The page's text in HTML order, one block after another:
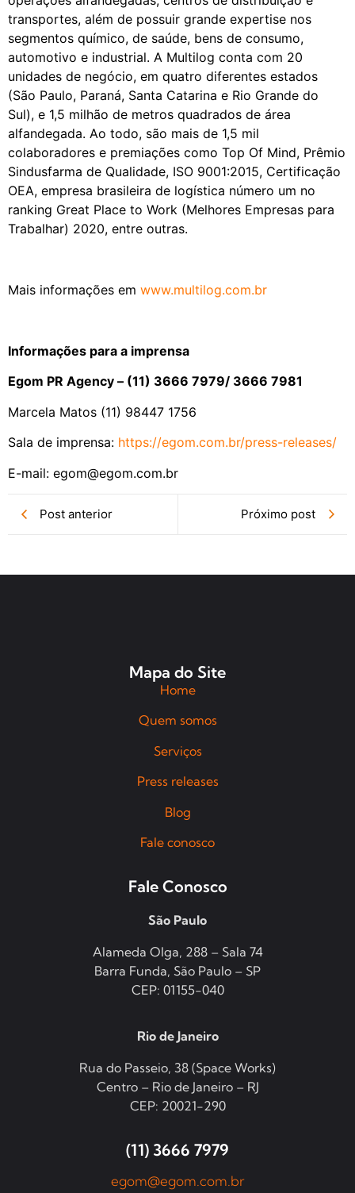
transportes, além de possuir grande expertise nos
segmentos químico, de saúde, bens de consumo,
automotivo e industrial. A Multilog conta com 20
unidades de negócio, em quatro diferentes estados
(São Paulo, Paraná, Santa Catarina e Rio Grande do
Sul), e 1,5 milhão de metros quadrados de área
alfandegada. Ao todo, são mais de 1,5 mil
colaboradores e premiações como Top Of Mind, Prêmio
Sindusfarma de Qualidade, ISO 9001:2015, Certificação
OEA, empresa brasileira de logística número um no
ranking Great Place to Work (Melhores Empresas para
Trabalhar) 2020, entre outras.
Mais informações em www.multilog.com.br
Informações para a imprensa
Egom PR Agency – (11) 3666 7979/ 3666 7981
Marcela Matos (11) 98447 1756
Sala de imprensa: https://egom.com.br/press-releases/
E-mail: egom@egom.com.br
Post anterior Próximo post
Mapa do Site
Home
Quem somos
Serviços
Press releases
Blog
Fale conosco
Fale Conosco
São Paulo
Alameda Olga, 288 – Sala 74
Barra Funda, São Paulo – SP
CEP: 01155-040
Rio de Janeiro
Rua do Passeio, 38 (Space Works)
Centro – Rio de Janeiro – RJ
CEP: 20021-290
(11) 3666 7979
egom@egom.com.br